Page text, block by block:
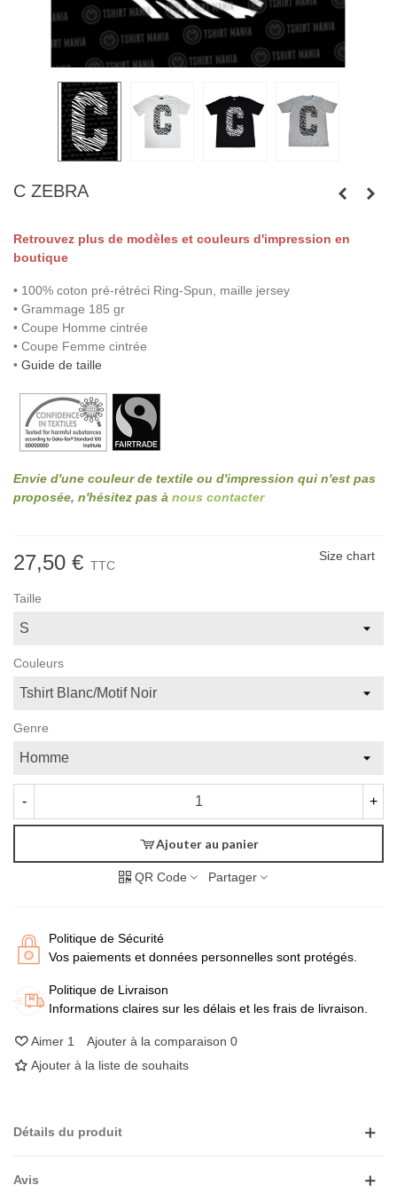
C ZEBRA
Retrouvez plus de modèles et couleurs d'impression en
boutique
• 100% coton pré-rétréci Ring-Spun, maille jersey
• Grammage 185 gr
• Coupe Homme cintrée
• Coupe Femme cintrée
• Guide de taille
Envie d'une couleur de textile ou d'impression qui n'est pas
proposée, n'hésitez pas à nous contacter
27,50 € TTC
Size chart
Taille
Couleurs
Genre
- +
Ajouter au panier
QR Code Partager
Politique de Sécurité
Vos paiements et données personnelles sont protégés.
Politique de Livraison
Informations claires sur les délais et les frais de livraison.
Aimer 1 Ajouter à la comparaison 0
Ajouter à la liste de souhaits
Détails du produit
Avis